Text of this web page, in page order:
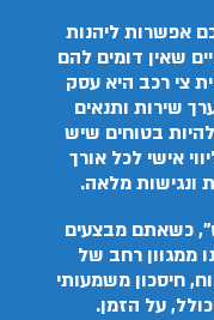
אפשרות ליהנות
שאין דומים להם
צי רכב היא עסק
שירות ותנאים
בטוחים שיש
אישי לכל אורך
ונגישות מלאה.
כשאתם מבצעים
ממגוון רחב של
חיסכון משמעותי
על הזמן.